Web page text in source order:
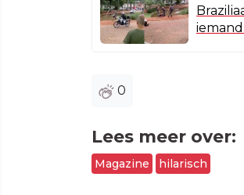
0
Lees meer over:
Magazine hilarisch